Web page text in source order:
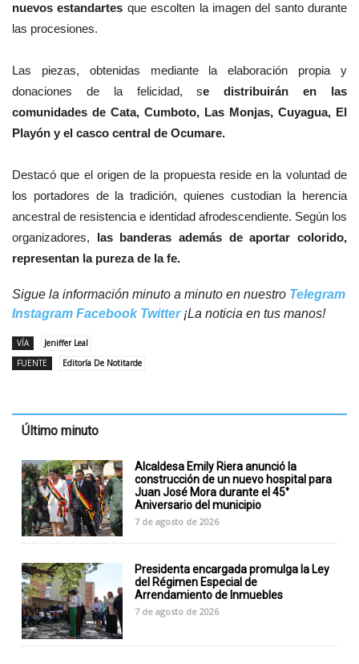
nuevos estandartes que escolten la imagen del santo durante
las procesiones.
Las piezas, obtenidas mediante la elaboración propia y
donaciones de la felicidad, se distribuirán en las
comunidades de Cata, Cumboto, Las Monjas, Cuyagua, El
Playón y el casco central de Ocumare.
Destacó que el origen de la propuesta reside en la voluntad de
los portadores de la tradición, quienes custodian la herencia
ancestral de resistencia e identidad afrodescendiente. Según los
organizadores, las banderas además de aportar colorido,
representan la pureza de la fe.
Sigue la información minuto a minuto en nuestro Telegram
Instagram Facebook Twitter¡La noticia en tus manos!
VÍA
Jeniffer Leal
FUENTE
Editoría De Notitarde
Último minuto
Alcaldesa Emily Riera anunció la
construcción de un nuevo hospital para
Juan José Mora durante el 45°
Aniversario del municipio
7 de agosto de 2026
Presidenta encargada promulga la Ley
del Régimen Especial de
Arrendamiento de Inmuebles
7 de agosto de 2026